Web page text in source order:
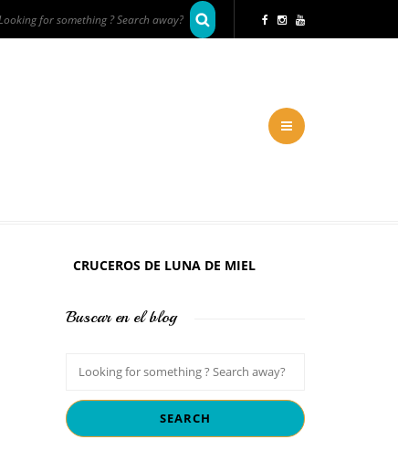
CRUCEROS DE LUNA DE MIEL
Buscar en el blog